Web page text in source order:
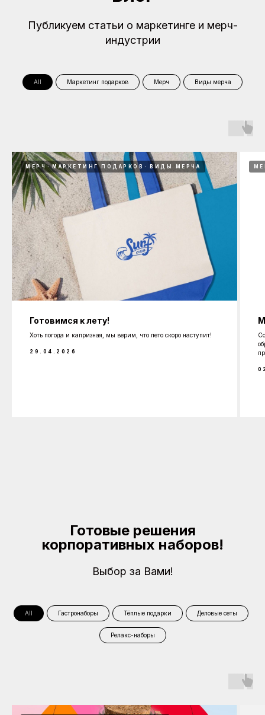
Публикуем статьи о маркетинге и мерч-
индустрии
All Маркетинг подарков Мерч Виды мерча
МЕРЧ МАРКЕТИНГ ПОДАРКОВ ВИДЫ МЕРЧА
Готовимся к лету!
Хоть погода и капризная, мы верим, что лето скоро наступит!
29.04.2026
Готовые решения
корпоративных наборов!
Выбор за Вами!
All Гастронаборы Тёплые подарки Деловые сеты
Релакс-наборы